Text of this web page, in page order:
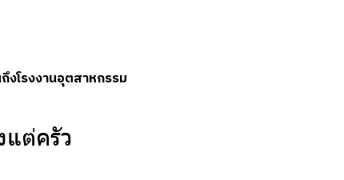
งโรงงานอุตสาหกรรม
ต่ครัว